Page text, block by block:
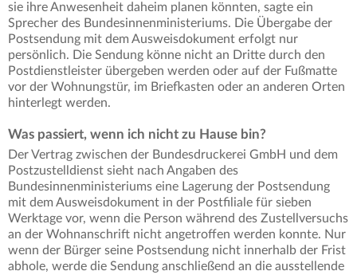
sie ihre Anwesenheit daheim planen könnten, sagte ein
Sprecher des Bundesinnenministeriums. Die Übergabe der
Postsendung mit dem Ausweisdokument erfolgt nur
persönlich. Die Sendung könne nicht an Dritte durch den
Postdienstleister übergeben werden oder auf der Fußmatte
vor der Wohnungstür, im Briefkasten oder an anderen Orten
hinterlegt werden.
Was passiert, wenn ich nicht zu Hause bin?
Der Vertrag zwischen der Bundesdruckerei GmbH und dem
Postzustelldienst sieht nach Angaben des
Bundesinnenministeriums eine Lagerung der Postsendung
mit dem Ausweisdokument in der Postfiliale für sieben
Werktage vor, wenn die Person während des Zustellversuchs
an der Wohnanschrift nicht angetroffen werden konnte. Nur
wenn der Bürger seine Postsendung nicht innerhalb der Frist
abhole, werde die Sendung anschließend an die ausstellende